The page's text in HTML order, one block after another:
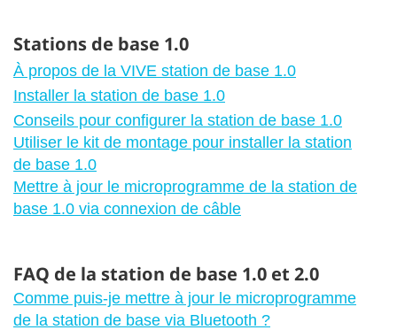
Stations de base 1.0
À propos de la VIVE station de base 1.0
Installer la station de base 1.0
Conseils pour configurer la station de base 1.0
Utiliser le kit de montage pour installer la station
de base 1.0
Mettre à jour le microprogramme de la station de
base 1.0 via connexion de câble
FAQ de la station de base 1.0 et 2.0
Comme puis-je mettre à jour le microprogramme
de la station de base via Bluetooth ?